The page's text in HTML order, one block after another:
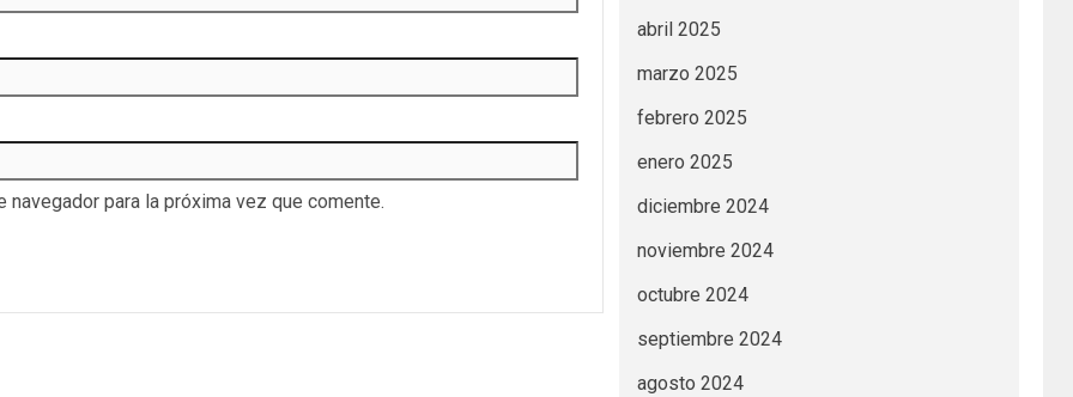
para la próxima vez que comente.
abril 2025
marzo 2025
febrero 2025
enero 2025
diciembre 2024
noviembre 2024
octubre 2024
septiembre 2024
agosto 2024